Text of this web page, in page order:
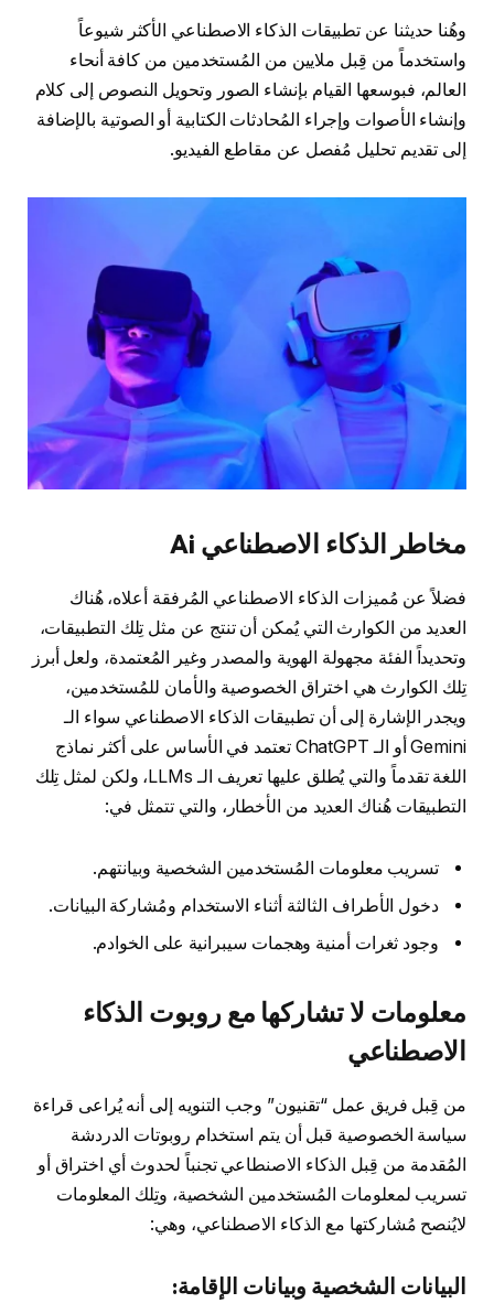
وهُنا حديثنا عن تطبيقات الذكاء الاصطناعي الأكثر شيوعاً
واستخدماً من قِبل ملايين من المُستخدمين من كافة أنحاء
العالم، فبوسعها القيام بإنشاء الصور وتحويل النصوص إلى كلام
وإنشاء الأصوات وإجراء المُحادثات الكتابية أو الصوتية بالإضافة
إلى تقديم تحليل مُفصل عن مقاطع الفيديو.
مخاطر الذكاء الاصطناعي Ai
فضلاً عن مُميزات الذكاء الاصطناعي المُرفقة أعلاه، هُناك
العديد من الكوارث التي يُمكن أن تنتج عن مثل تِلك التطبيقات،
وتحديداً الفئة مجهولة الهوية والمصدر وغير المُعتمدة، ولعل أبرز
تِلك الكوارث هي اختراق الخصوصية والأمان للمُستخدمين،
ويجدر الإشارة إلى أن تطبيقات الذكاء الاصطناعي سواء الـ
Gemini أو الـ ChatGPT تعتمد في الأساس على أكثر نماذج
اللغة تقدماً والتي يُطلق عليها تعريف الـ LLMs، ولكن لمثل تِلك
التطبيقات هُناك العديد من الأخطار، والتي تتمثل في:
تسريب معلومات المُستخدمين الشخصية وبيانتهم.
دخول الأطراف الثالثة أثناء الاستخدام ومُشاركة البيانات.
وجود ثغرات أمنية وهجمات سيبرانية على الخوادم.
معلومات لا تشاركها مع روبوت الذكاء
الاصطناعي
من قِبل فريق عمل “تقنيون” وجب التنويه إلى أنه يُراعى قراءة
سياسة الخصوصية قبل أن يتم استخدام روبوتات الدردشة
المُقدمة من قِبل الذكاء الاصنطاعي تجنباً لحدوث أي اختراق أو
تسريب لمعلومات المُستخدمين الشخصية، وتِلك المعلومات
لايُنصح مُشاركتها مع الذكاء الاصطناعي، وهي:
البيانات الشخصية وبيانات الإقامة: